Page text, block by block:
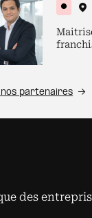
nos partenaires
des